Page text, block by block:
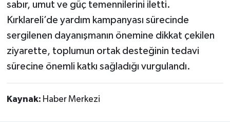
sabır, umut ve güç temennilerini iletti.
Kırklareli’de yardım kampanyası sürecinde
sergilenen dayanışmanın önemine dikkat çekilen
ziyarette, toplumun ortak desteğinin tedavi
sürecine önemli katkı sağladığı vurgulandı.
Kaynak: Haber Merkezi